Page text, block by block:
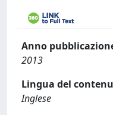
Anno
2013
Lingua del
Inglese